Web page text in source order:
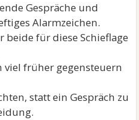
Gespräche und
Alarmzeichen.
für diese Schieflage
früher gegensteuern
statt ein Gespräch zu